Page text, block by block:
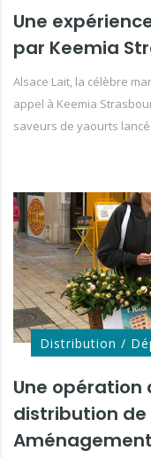
Une
par Keemia
Alsace Lait, la célèbre
appel à Keemia
saveurs de yaourts
Distribution /
Une opération
distribution de